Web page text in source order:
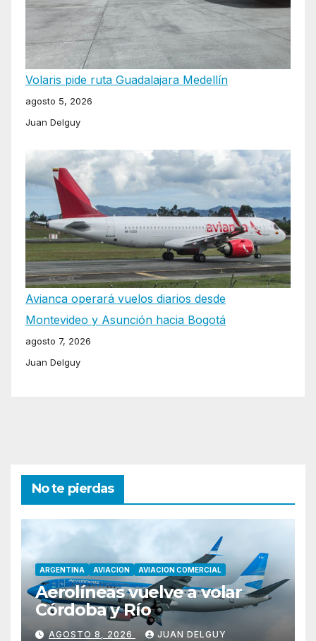
Volaris pide ruta Guadalajara Medellín
agosto 5, 2026
Juan Delguy
Avianca operará vuelos diarios desde
Montevideo y Asunción hacia Bogotá
agosto 7, 2026
Juan Delguy
No te pierdas
ARGENTINA AVIACION AVIACION COMERCIAL
Aerolíneas vuelve a volar
Córdoba y Río
AGOSTO 8, 2026 JUAN DELGUY